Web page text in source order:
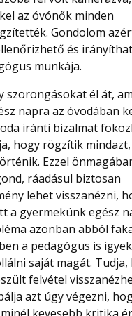
az óvónők minden
Gondolom
és
munkája.
szorongásokat él át,
napra az óvodában
iránti bizalmat
hogy rögzítik
Ezzel
ráadásul biztosan
lehet visszanézni,
a gyermekünk egész
azonban abból
a pedagógus is
saját magát. Tudja,
felvétel
azt úgy végezni,